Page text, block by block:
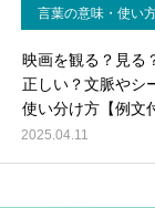
言葉の意味・使い
映画を観る？見る
正しい？文脈やシ
使い分け方【例文
2025.04.11